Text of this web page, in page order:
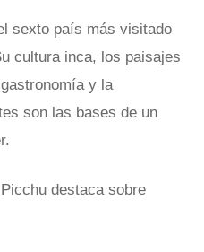
sexto país más visitado
cultura inca, los paisajes
y la
son las bases de un
destaca sobre